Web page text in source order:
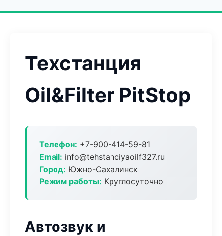
Техстанция
Oil&Filter PitStop
Телефон: +7-900-414-59-81
Email: info@tehstanciyaoilf327.ru
Город: Южно-Сахалинск
Режим работы: Круглосуточно
Автозвук и